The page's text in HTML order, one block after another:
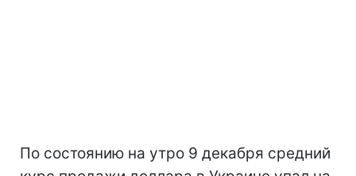
По состоянию на утро 9 декабря средний